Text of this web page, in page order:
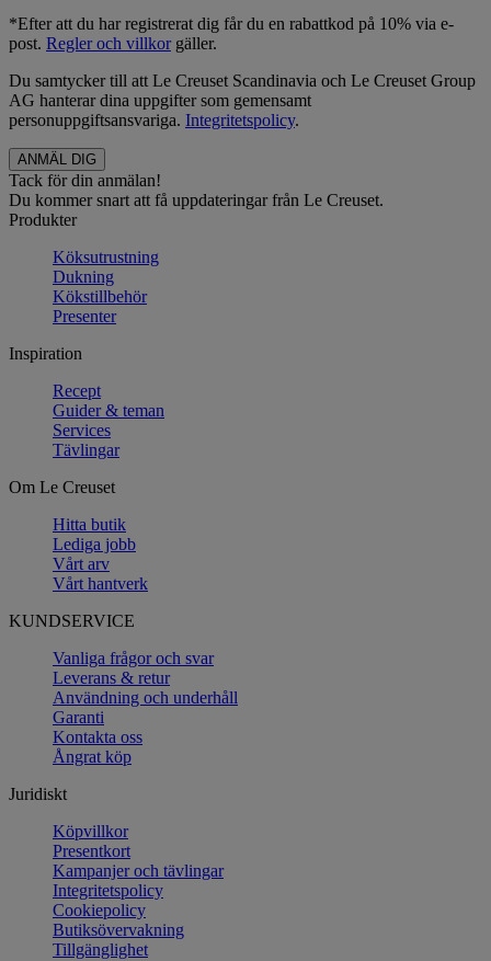
*Efter att du har registrerat dig får du en rabattkod på 10% via e-
post. Regler och villkorgäller.
Du samtycker till att Le Creuset Scandinavia och Le Creuset Group
AG hanterar dina uppgifter som gemensamt
personuppgiftsansvariga. Integritetspolicy.
Tack för din anmälan!
Du kommer snart att få uppdateringar från Le Creuset.
Produkter
Köksutrustning
Dukning
Kökstillbehör
Presenter
Inspiration
Recept
Guider & teman
Services
Tävlingar
Om Le Creuset
Hitta butik
Lediga jobb
Vårt arv
Vårt hantverk
KUNDSERVICE
Vanliga frågor och svar
Leverans & retur
Användning och underhåll
Garanti
Kontakta oss
Ångrat köp
Juridiskt
Köpvillkor
Presentkort
Kampanjer och tävlingar
Integritetspolicy
Cookiepolicy
Butiksövervakning
Tillgänglighet